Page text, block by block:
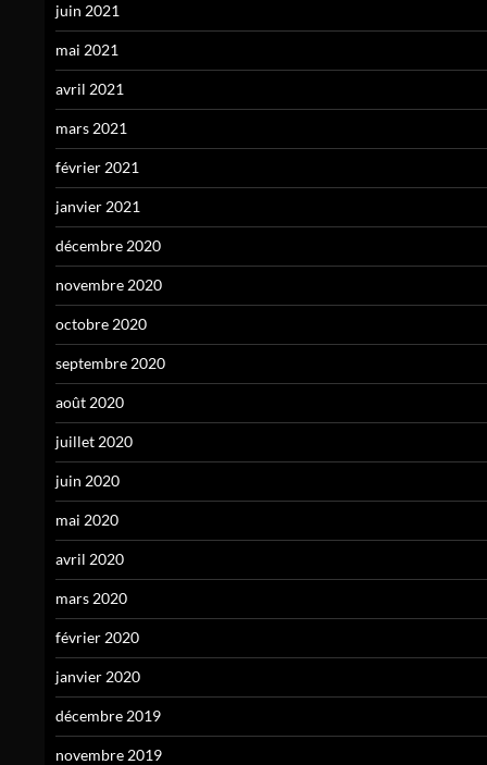
juin 2021
mai 2021
avril 2021
mars 2021
février 2021
janvier 2021
décembre 2020
novembre 2020
octobre 2020
septembre 2020
août 2020
juillet 2020
juin 2020
mai 2020
avril 2020
mars 2020
février 2020
janvier 2020
décembre 2019
novembre 2019